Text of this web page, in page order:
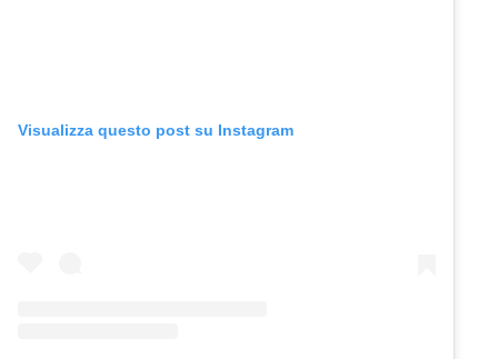
Visualizza questo post su Instagram